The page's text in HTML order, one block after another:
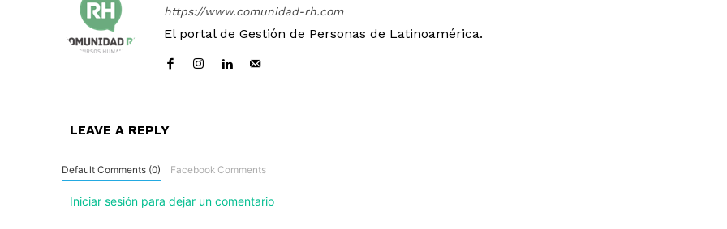
https://www.comunidad-rh.com
El portal de Gestión de Personas de Latinoamérica.
LEAVE A REPLY
Default Comments (0) Facebook Comments
Iniciar sesión para dejar un comentario